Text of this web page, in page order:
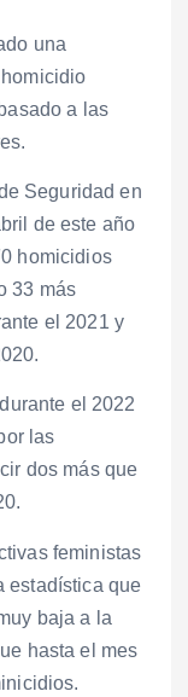
una
a las
Seguridad en
de este año
homicidios
33 más
el 2021 y
el 2022
las
dos más que
feministas
estadística que
baja a la
hasta el mes